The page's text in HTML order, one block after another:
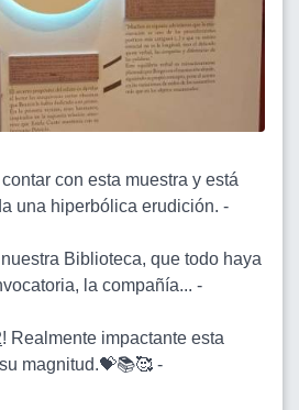
con esta muestra y está
una hiperbólica erudición. -
Biblioteca, que todo haya
la compañía... -
! Realmente impactante esta
magnitud.💝📚🥰 -